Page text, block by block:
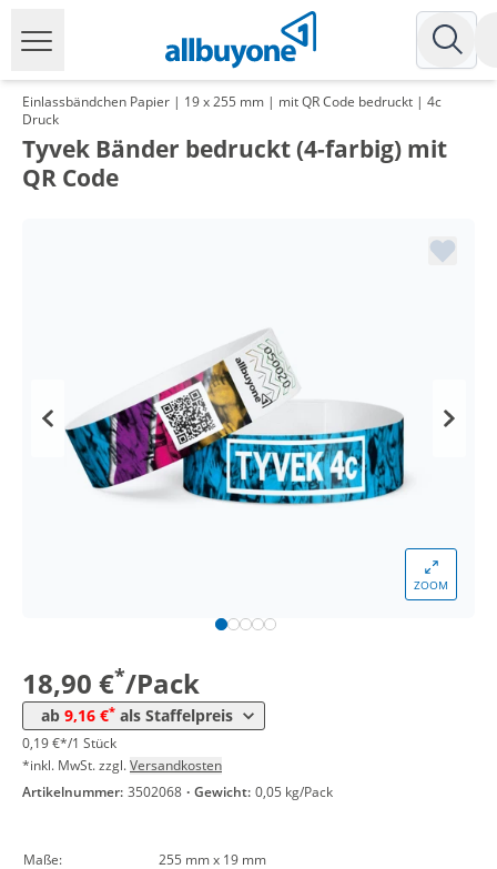
Einlassbändchen Papier | 19 x 255 mm | mit QR Code bedruckt | 4c
Druck
Tyvek Bänder bedruckt (4-farbig) mit
QR Code
ZOOM
18,90 €*/Pack
ab 9,16 €* als Staffelpreis
Preis
ab 5 Pack 14,99 € 0,15 €*/1Stück
ab 10 Pack 12,26 €* 0,12 €*/1Stück
9,76 €
0,19 €*/1 Stück
*inkl. MwSt. zzgl.Versandkosten
Artikelnummer: 3502068 · Gewicht: 0,05 kg/Pack
Maße:
255 mm x 19 mm